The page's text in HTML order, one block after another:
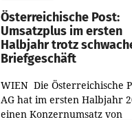
Österreichische Post:
Umsatzplus im ersten
Halbjahr trotz
Briefgeschäft
WIEN Die Österreichische
AG hat im ersten Halbjahr
einen Konzernumsatz von